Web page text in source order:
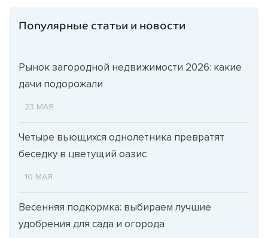
Популярные статьи и новости
Рынок загородной недвижимости 2026: какие
дачи подорожали
23 МАЯ
Четыре вьющихся однолетника превратят
беседку в цветущий оазис
10 МАЯ
Весенняя подкормка: выбираем лучшие
удобрения для сада и огорода